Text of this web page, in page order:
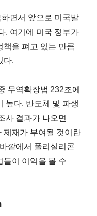
면서 앞으로 미국발
. 여기에 미국 정부가
책을 펴고 있는 만큼
다.
무역확장법 232조에
높다. 반도체 및 파생
사 결과가 나오면
제재가 부여될 것이란
깥에서 폴리실리콘
들이 이익을 볼 수